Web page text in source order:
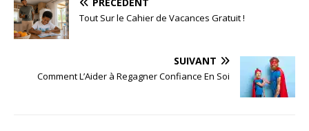
Tout Sur le Cahier de Vacances Gratuit !
SUIVANT
Comment L’Aider à Regagner Confiance En Soi